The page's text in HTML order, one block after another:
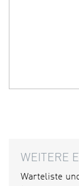
WEITERE
Warteliste